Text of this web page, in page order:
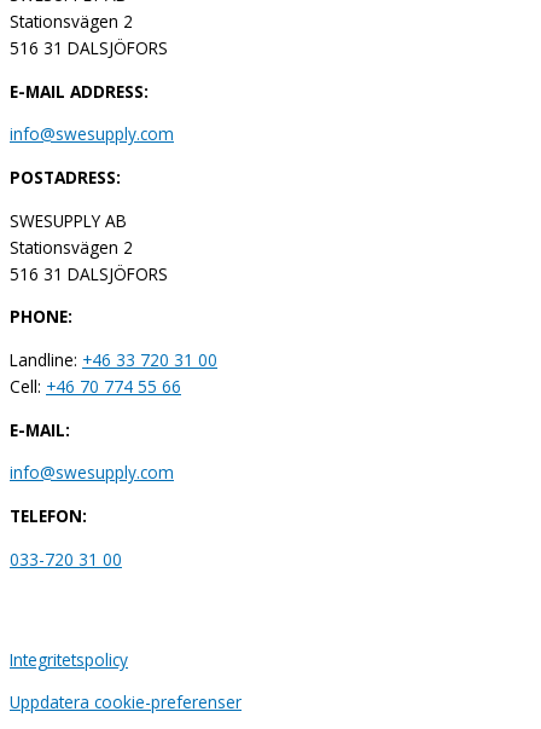
Stationsvägen 2
516 31 DALSJÖFORS
E-MAIL ADDRESS:
info@swesupply.com
POSTADRESS:
SWESUPPLY AB
Stationsvägen 2
516 31 DALSJÖFORS
PHONE:
Landline: +46 33 720 31 00
Cell: +46 70 774 55 66
E-MAIL:
info@swesupply.com
TELEFON:
033-720 31 00
Integritetspolicy
Uppdatera cookie-preferenser